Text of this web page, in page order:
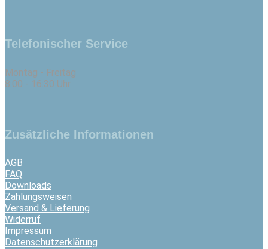
Telefonischer Service
Montag - Freitag
8:00 - 16:30 Uhr
Zusätzliche Informationen
AGB
FAQ
Downloads
Zahlungsweisen
Versand & Lieferung
Widerruf
Impressum
Datenschutzerklärung